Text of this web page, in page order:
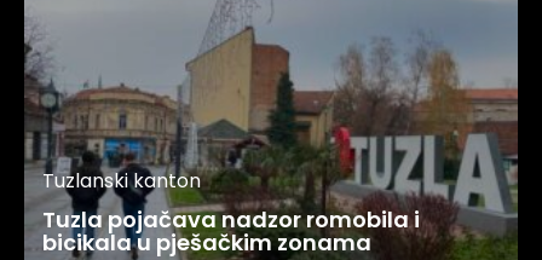
Tuzlanski kanton
Tuzla pojačava nadzor romobila i
bicikala u pješačkim zonama